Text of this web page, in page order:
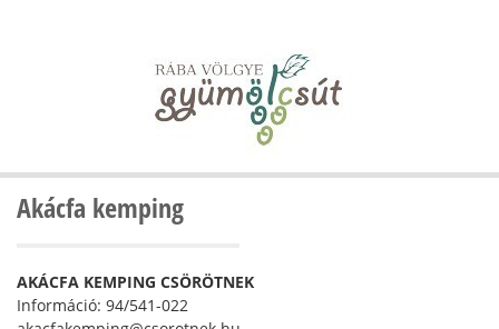
Akácfa kemping
AKÁCFA KEMPING CSÖRÖTNEK
Információ: 94/541-022